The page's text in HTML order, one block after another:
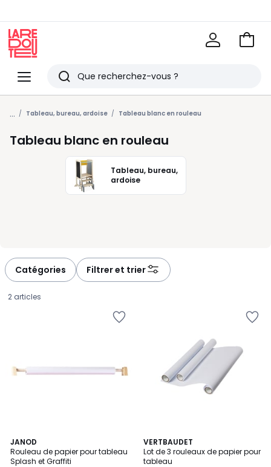
Menu
Redoute
Rechercher
Derniers
articles
vus
Voir
... Tableau, bureau, ardoise Tableau blanc en rouleau
Tableau blanc en rouleau
Tableau, bureau,
ardoise
Catégories Filtrer et trier
2 articles
JANOD
Rouleau de papier pour tableau
Splash et Graffiti
VERTBAUDET
Lot de 3 rouleaux de papier pour
tableau